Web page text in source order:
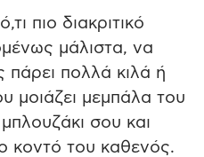
πιο διακριτικό
μάλιστα, να
πάρει πολλά κιλά ή
μοιάζει μεμπάλα του
σου και
κοντό του καθενός.